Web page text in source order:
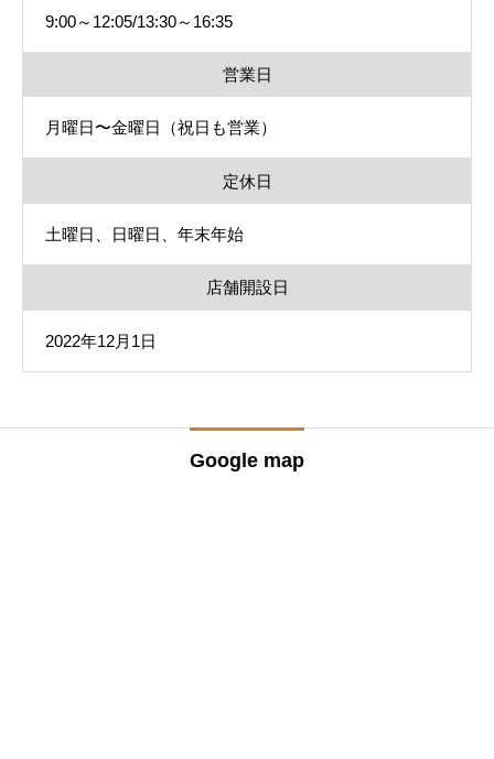
9:00～12:05/13:30～16:35
営業日
月曜日〜金曜日（祝日も営業）
定休日
土曜日、日曜日、年末年始
店舗開設日
2022年12月1日
Google map